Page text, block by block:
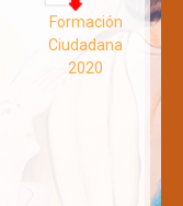
Formación
Ciudadana
2020